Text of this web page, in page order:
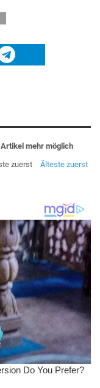
mehr möglich
zuerst
Älteste zuerst